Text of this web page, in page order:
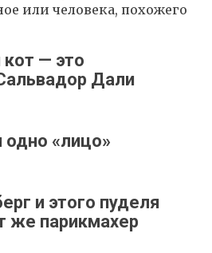
или человека, похожего
кот — это
Дали
одно «лицо»
и этого пуделя
же парикмахер